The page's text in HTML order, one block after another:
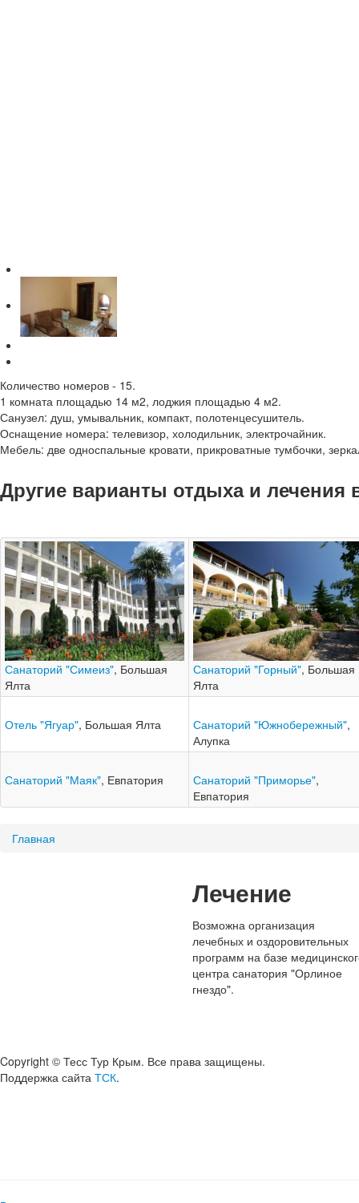
Количество номеров - 15.
1 комната площадью 14 м2, лоджия площадью 4 м2.
Санузел: душ, умывальник, компакт, полотенцесушитель.
Оснащение номера: телевизор, холодильник, электрочайник.
Мебель: две односпальные кровати, прикроватные тумбочки,
Другие варианты отдыха и лечения
Санаторий "Симеиз", Большая
Ялта
Санаторий "Горный", Большая
Ялта
Отель "Ягуар", Большая Ялта Санаторий "Южнобережный",
Алупка
Санаторий "Маяк", Евпатория Санаторий "Приморье",
Евпатория
Вы здесь
Главная
Лечение
Возможна организация
лечебных и оздоровительных
программ на базе
центра санатория "Орлиное
гнездо".
Copyright © Тесс Тур Крым. Все права защищены.
Поддержка сайта ТСК.